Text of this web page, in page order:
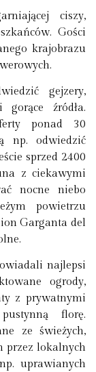
ciszy,
Gości
krajobrazu
gejzery,
źródła.
ponad 30
np. odwiedzić
sprzed 2400
z ciekawymi
nocne niebo
powietrzu
Garganta del
najlepsi
ogrody,
z prywatnymi
florę.
ze świeżych,
przez lokalnych
uprawianych